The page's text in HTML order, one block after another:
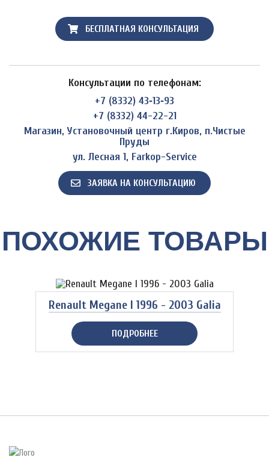
БЕСПЛАТНАЯ КОНСУЛЬТАЦИЯ
Консультации по телефонам:
+7 (8332) 43‑13‑93
+7 (8332) 44-22-21
Магазин, Установочный центр г.Киров, п.Чистые
Пруды
ул. Лесная 1, Farkop-Service
ЗАЯВКА НА КОНСУЛЬТАЦИЮ
ПОХОЖИЕ ТОВАРЫ
Renault Megane I 1996 - 2003 Galia
ПОДРОБНЕЕ